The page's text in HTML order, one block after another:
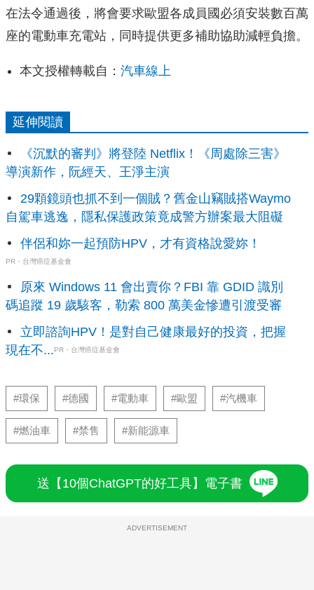
在法令通過後，將會要求歐盟各成員國必須安裝數百萬
座的電動車充電站，同時提供更多補助協助減輕負擔。
本文授權轉載自： 汽車線上
延伸閱讀
《沉默的審判》將登陸 Netflix！《周處除三害》
導演新作，阮經天、王淨主演
29顆鏡頭也抓不到一個賊？舊金山竊賊搭Waymo
自駕車逃逸，隱私保護政策竟成警方辦案最大阻礙
伴侶和妳一起預防HPV，才有資格說愛妳！
PR・台灣癌症基金會
原來 Windows 11 會出賣你？FBI 靠 GDID 識別
碼追蹤 19 歲駭客，勒索 800 萬美金慘遭引渡受審
立即諮詢HPV！是對自己健康最好的投資，把握
現在不...PR・台灣癌症基金會
#環保 #德國 #電動車 #歐盟 #汽機車
#燃油車 #禁售 #新能源車
送【10個ChatGPT的好工具】電子書
ADVERTISEMENT